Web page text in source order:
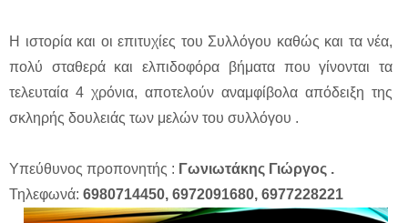
Η ιστορία και οι επιτυχίες του Συλλόγου καθώς και τα νέα,
πολύ σταθερά και ελπιδοφόρα βήματα που γίνονται τα
τελευταία 4 χρόνια, αποτελούν αναμφίβολα απόδειξη της
σκληρής δουλειάς των μελών του συλλόγου .
Υπεύθυνος προπονητής : Γωνιωτάκης Γιώργος .
Τηλεφωνά: 6980714450, 6972091680, 6977228221